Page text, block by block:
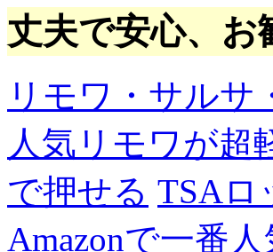
丈夫で安心、お
リモワ・サルサ
人気リモワが超
で押せる TSAロ
Amazonで一番